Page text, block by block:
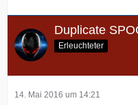
Duplicate
Erleuchteter
14. Mai 2016 um 14:21